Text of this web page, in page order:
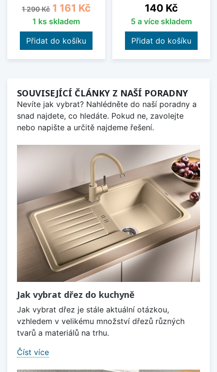
Běžná cena
1 290 Kč Cena
1 161 Kč
1 ks skladem
Přidat do košíku
Cena
140 Kč
5 a více skladem
Přidat do košíku
SOUVISEJÍCÍ ČLÁNKY Z NAŠÍ PORADNY
Nevíte jak vybrat? Nahlédněte do naší poradny a
snad najdete, co hledáte. Pokud ne, zavolejte
nebo napište a určitě najdeme řešení.
Jak vybrat dřez do kuchyně
Jak vybrat dřez je stále aktuální otázkou,
vzhledem v velikému množství dřezů různých
tvarů a materiálů na trhu.
Číst více